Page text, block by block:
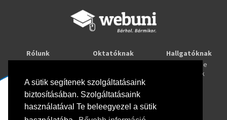
A sütik segítenek szolgáltatásaink
biztosításában. Szolgáltatásaink
használatával Te beleegyezel a sütik
Rólunk
Oktatóknak
Webuni Stúdió
Hallgatóknak
Tanulj online
Képzések
Info
Adatkezelési tájékoztató
ÁSZF